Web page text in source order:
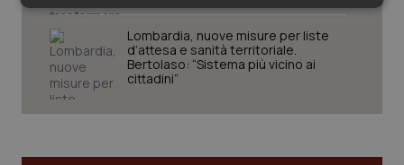
Tumori gastrointestinali
Ulcera & Reflusso
Lombardia, nuove misure per liste
d’attesa e sanità territoriale.
Bertolaso: “Sistema più vicino ai
cittadini”
Necessari Statistici Marketing